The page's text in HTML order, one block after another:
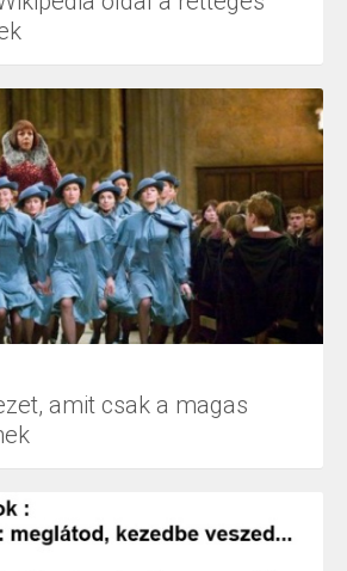
amit csak a magas